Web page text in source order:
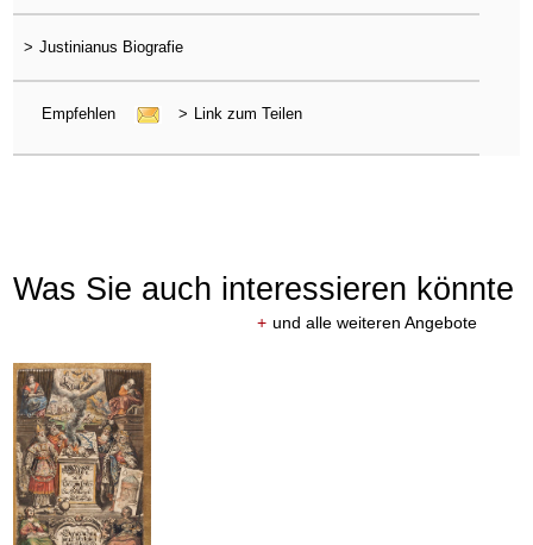
> Justinianus Biografie
Empfehlen > Link zum Teilen
Was Sie auch interessieren könnte
+ und alle weiteren Angebote